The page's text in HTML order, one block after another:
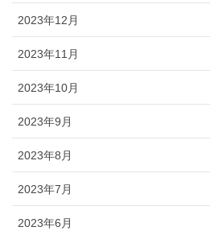
2023年12月
2023年11月
2023年10月
2023年9月
2023年8月
2023年7月
2023年6月